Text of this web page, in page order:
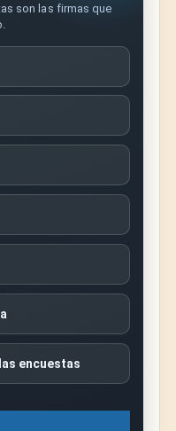
son las firmas que
encuestas